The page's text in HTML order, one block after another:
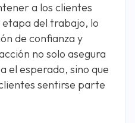
a los clientes
del trabajo, lo
de confianza y
no solo asegura
el esperado, sino que
sentirse parte